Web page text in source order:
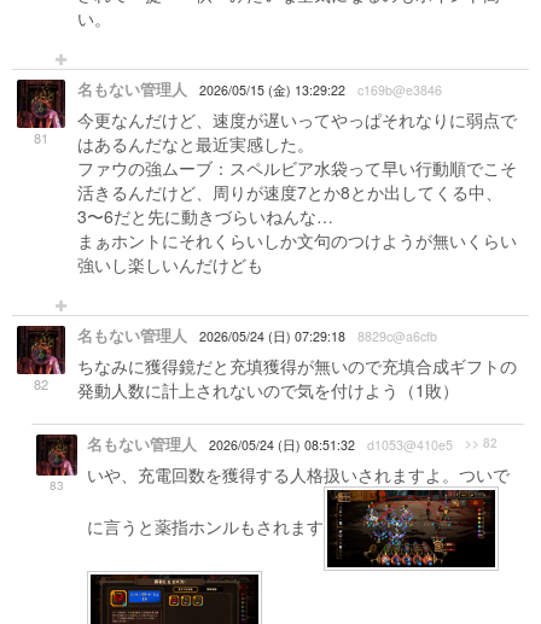
い。
81
名もない管理人 2026/05/15 (金) 13:29:22 c169b@e3846
今更なんだけど、速度が遅いってやっぱそれなりに弱点で
はあるんだなと最近実感した。
ファウの強ムーブ：スペルビア水袋って早い行動順でこそ
活きるんだけど、周りが速度7とか8とか出してくる中、
3〜6だと先に動きづらいねんな…
まぁホントにそれくらいしか文句のつけようが無いくらい
強いし楽しいんだけども
82
名もない管理人 2026/05/24 (日) 07:29:18 8829c@a6cfb
ちなみに獲得鏡だと充填獲得が無いので充填合成ギフトの
発動人数に計上されないので気を付けよう（1敗）
83
名もない管理人 2026/05/24 (日) 08:51:32 d1053@410e5 >> 82
いや、充電回数を獲得する人格扱いされますよ。ついで
に言うと薬指ホンルもされます